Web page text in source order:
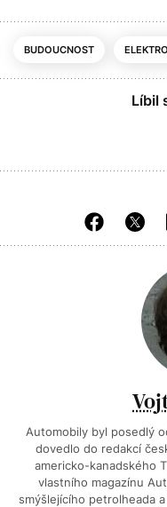
BUDOUCNOST
Líbil
Automobily byl posedlý
dovedlo do redakcí
americko-kanadského
vlastního magazínu
smýšlejícího petrolheada